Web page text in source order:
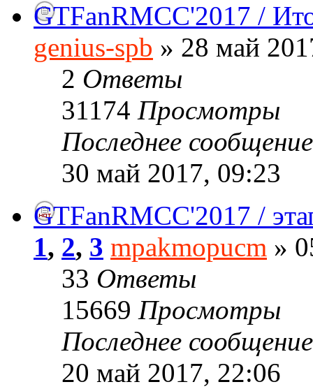
GTFanRMCC'2017 /
genius-spb » 28 май
2 Ответы
31174 Просмотры
Последнее
30 май 2017, 09:23
GTFanRMCC'2017 /
1, 2, 3 mpakmopucm »
33 Ответы
15669 Просмотры
Последнее
20 май 2017, 22:06